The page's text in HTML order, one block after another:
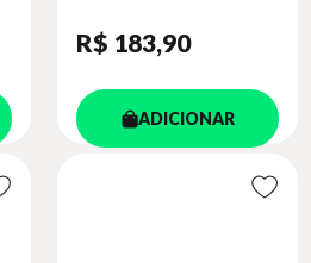
R$ 183,90
ADICIONAR